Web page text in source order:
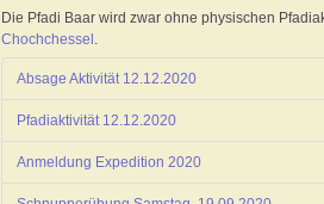
Die Pfadi Baar wird zwar ohne physischen
Chochchessel .
Absage Aktivität 12.12.2020
Pfadiaktivität 12.12.2020
Anmeldung Expedition 2020